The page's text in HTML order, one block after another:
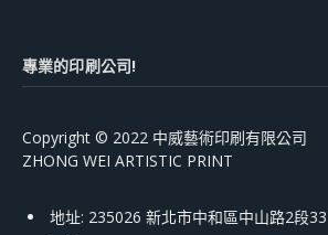
專業的印刷公司!
Copyright © 2022 中威藝術印刷有限公司
ZHONG WEI ARTISTIC PRINT
地址: 235026 新北市中和區中山路2段